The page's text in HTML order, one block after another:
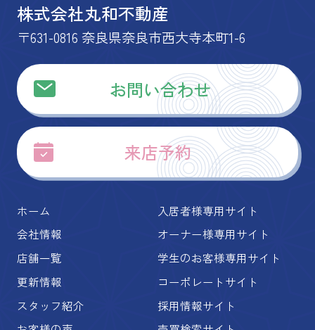
株式会社丸和不動産
〒631-0816 奈良県奈良市西大寺本町1-6
お問い合わせ
来店予約
ホーム
会社情報
店舗一覧
更新情報
スタッフ紹介
入居者様専用サイト
オーナー様専用サイト
学生のお客様専用サイト
コーポレートサイト
採用情報サイト